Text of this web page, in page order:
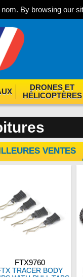
By browsing our
DRONES ET
HÉLICOPTÈRES
VENTES
FTX9760
TRACER BODY